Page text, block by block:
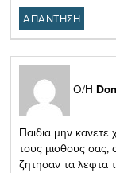
ΑΠΑΝΤΗΣΗ
Ο/Η
Παιδια μην
τους μισθους σας,
ζητησαν τα λεφτα